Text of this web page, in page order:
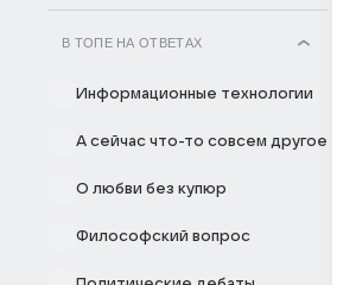
В ТОПЕ НА ОТВЕТАХ
Информационные технологии
А сейчас что-то совсем другое
О любви без купюр
Философский вопрос